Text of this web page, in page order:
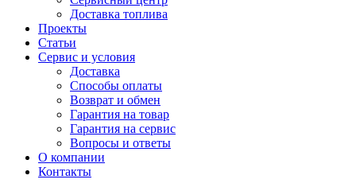
Доставка топлива
Проекты
Статьи
Сервис и условия
Доставка
Способы оплаты
Возврат и обмен
Гарантия на товар
Гарантия на сервис
Вопросы и ответы
О компании
Контакты